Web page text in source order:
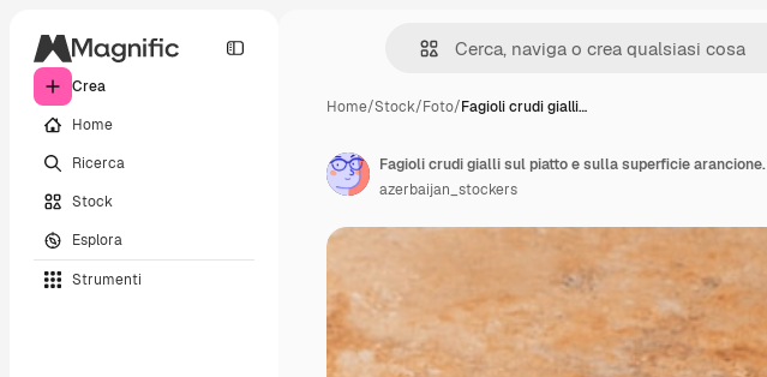
Crea
Home
Ricerca
Stock
Esplora
Strumenti
Home/Stock/Foto/Fagioli crudi gialli…
Fagioli crudi gialli sul piatto e sulla superficie arancione.
azerbaijan_stockers